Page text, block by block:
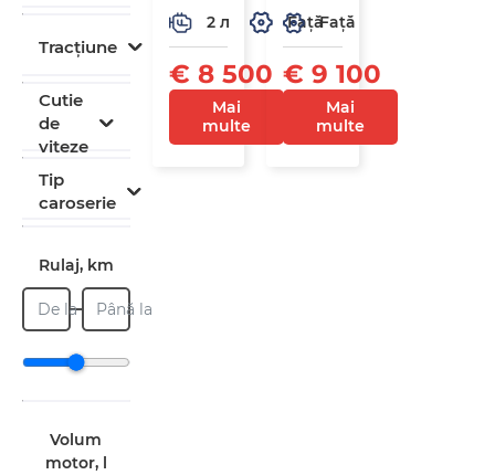
Tracțiune
Cutie
de
viteze
Tip
caroserie
Rulaj, km
De la Până la
Volum
motor, l
2 л
Față
€ 8 500
Mai
multe
Față
€ 9 100
Mai
multe